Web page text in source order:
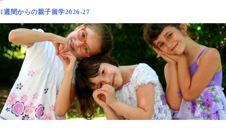
1週間からの親子留学2026-27